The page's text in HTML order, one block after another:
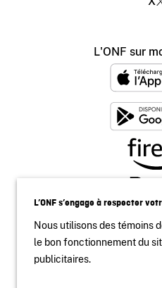
L'ONF sur
L’ONF s’engage à respecter
Nous utilisons des témoins
le bon fonctionnement du
publicitaires.